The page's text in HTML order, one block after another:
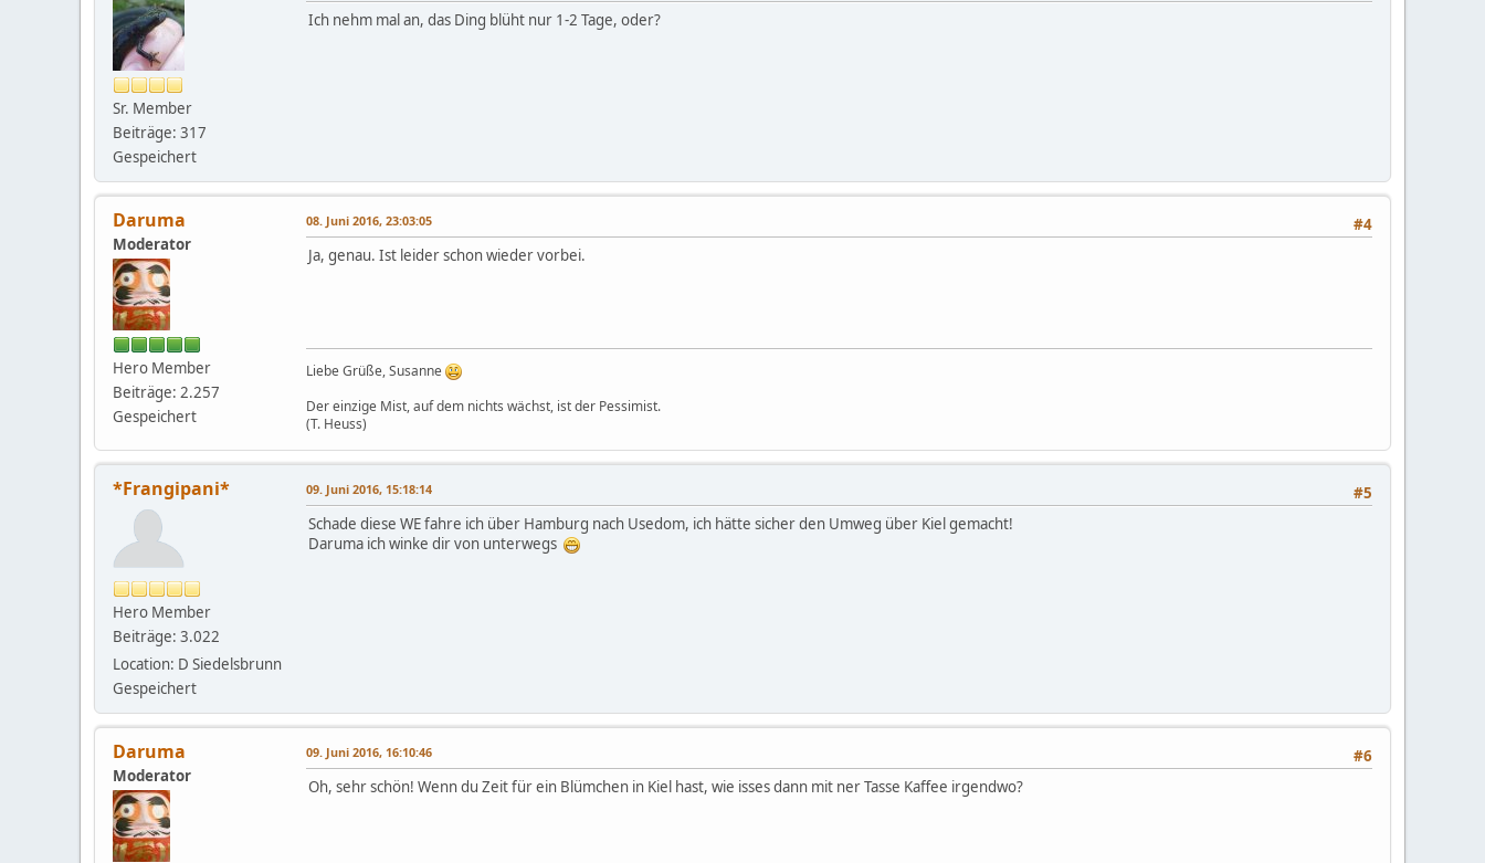
Sr. Member
Beiträge: 317
Gespeichert
Ich nehm mal an, das Ding blüht nur 1-2 Tage, oder?
Daruma
Moderator
Hero Member
Beiträge: 2.257
Gespeichert
#4
08. Juni 2016, 23:03:05
Ja, genau. Ist leider schon wieder vorbei.
Liebe Grüße, Susanne
Der einzige Mist, auf dem nichts wächst, ist der Pessimist.
(T. Heuss)
*Frangipani*
Hero Member
Beiträge: 3.022
Location: D Siedelsbrunn
Gespeichert
#5
09. Juni 2016, 15:18:14
Schade diese WE fahre ich über Hamburg nach Usedom, ich hätte sicher den Umweg über Kiel gemacht!
Daruma ich winke dir von unterwegs
Daruma
Moderator
#6
09. Juni 2016, 16:10:46
Oh, sehr schön! Wenn du Zeit für ein Blümchen in Kiel hast, wie isses dann mit ner Tasse Kaffee irgendwo?